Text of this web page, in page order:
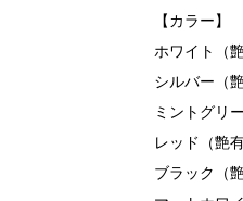
【カラー】
ホワイト（艶
シルバー（艶
ミントグリ
レッド（艶有
ブラック（艶